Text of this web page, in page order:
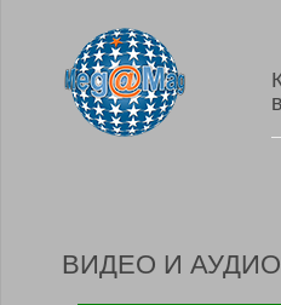
ВИДЕО И АУДИО